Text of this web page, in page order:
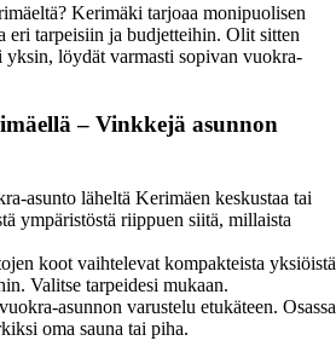
Kerimäki tarjoaa monipuolisen
eri tarpeisiin ja budjetteihin. Olit sitten
yksin, löydät varmasti sopivan vuokra-
– Vinkkejä asunnon
asunto läheltä Kerimäen keskustaa tai
ympäristöstä riippuen siitä, millaista
koot vaihtelevat kompakteista yksiöistä
Valitse tarpeidesi mukaan.
asunnon varustelu etukäteen. Osassa
oma sauna tai piha.